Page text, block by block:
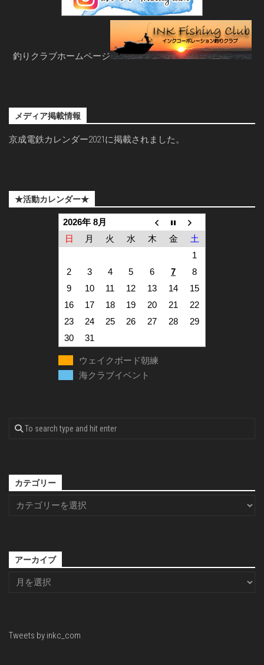
釣りクラブホームページ
メディア掲載情報
京成電鉄カレンダー2021に掲載されました。
★活動カレンダー★
2026年 8月
日
月 火 水 木 金
土
1
2
3 4 5 6 7
8
9
10 11 12 13 14
15
16
17 18 19 20 21
22
23
24 25 26 27 28
29
30
31
ウェイクボード朝練
海クラブイベント
カテゴリー
アーカイブ
Tweets by inkc_com